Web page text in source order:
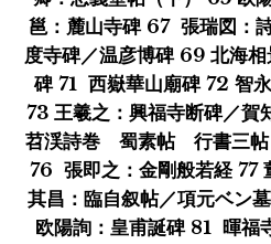
邕：麓山寺碑 67 張瑞図：
度寺碑／温彦博碑 69 北海
碑 71 西嶽華山廟碑 72 智
73 王羲之：興福寺断碑／
苕渓詩巻 蜀素帖 行書三
76 張即之：金剛般若経 77
其昌：臨自叙帖／項元ベン
欧陽詢：皇甫誕碑 81 暉福